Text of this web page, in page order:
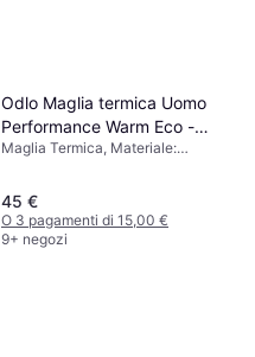
Odlo Maglia termica Uomo
Performance Warm Eco -
Nero
Maglia Termica, Materiale:
45 €
O 3 pagamenti di 15,00 €
9+ negozi